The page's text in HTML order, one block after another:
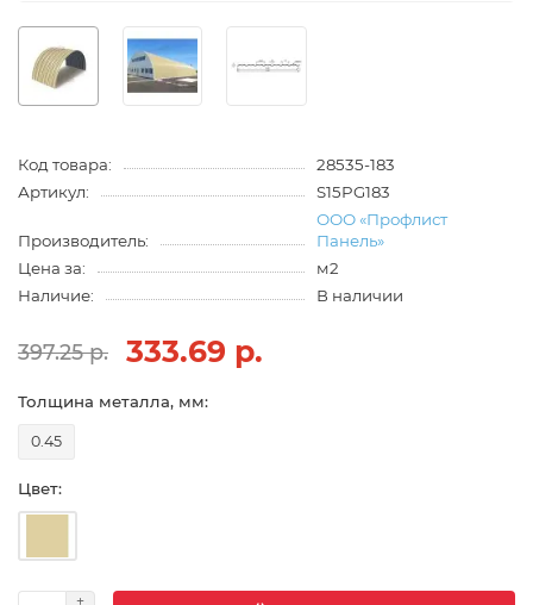
Код товара:
28535-183
Артикул:
S15PG183
Производитель:
ООО «Профлист
Панель»
Цена за:
м2
Наличие:
В наличии
397.25 р. 333.69 р.
Толщина металла, мм:
0.45
Цвет: